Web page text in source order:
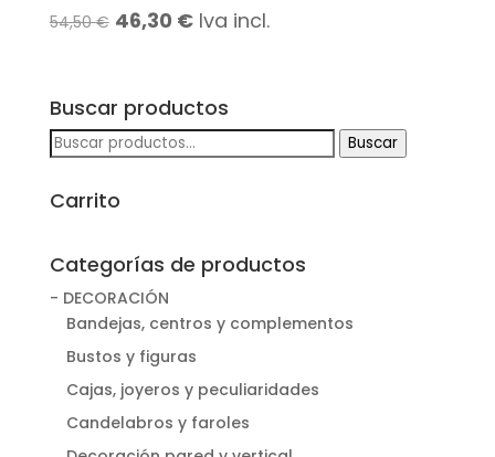
29,90 €
54,50€ El
era:
54,50 €.
46,30 €El
es:
46,30 €.
Iva incl.
Buscar productos
Buscar
Buscar
Carrito
Categorías de productos
- DECORACIÓN
Bandejas, centros y complementos
Bustos y figuras
Cajas, joyeros y peculiaridades
Candelabros y faroles